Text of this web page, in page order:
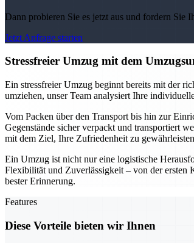
Dann probieren Sie es jetzt aus und fordern
Jetzt Anfrage starten
Stressfreier Umzug mit dem
Ein stressfreier Umzug beginnt bereits mit der
umziehen, unser Team analysiert Ihre
Vom Packen über den Transport bis hin zur
Gegenstände sicher verpackt und transportiert
mit dem Ziel, Ihre Zufriedenheit zu
Ein Umzug ist nicht nur eine logistische
Flexibilität und Zuverlässigkeit – von der ersten
bester Erinnerung.
Features
Diese Vorteile bieten wir Ihnen